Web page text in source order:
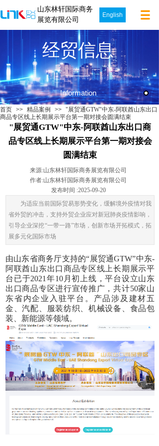
山东林轩国际商务
展览有限公司
English
经贸信息
Information
首页 >> 精品案例 >> "展贸通GTW"中东-阿联酋山东出口
商品专区线上长期展示平台第一期对接会圆满结束
"展贸通GTW"中东-阿联酋山东出口商
品专区线上长期展示平台第一期对接会
圆满结束
来源:山东林轩国际商务展览有限公司
作者:山东林轩国际商务展览有限公司
发布时间 :2025-09-20
为适应当前国际贸易形势变化，缓解境外疫情对我
省外贸的冲击，支持外贸企业应对新冠肺炎疫情影响，
引导企业深挖“一带一路”市场，创新市场开拓模式，拓
展多元化国际市场
由山东省商务厅支持的“展贸通GTW”中东-
阿联酋山东出口商品专区线上长期展示平
台已于2021年10月初上线，平台设立山东
出口商品专区进行宣传推广，共计50家山
东省内企业入驻平台。产品涉及 建材五
金、汽配、服装纺织、机械设备、食品包
装、新能源等领域。